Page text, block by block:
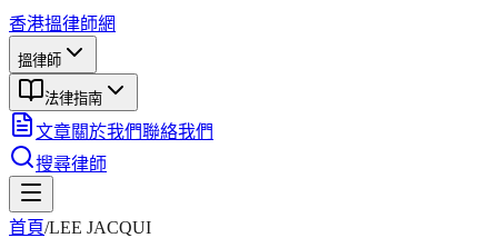
香港搵律師網
搵律師
法律指南
文章關於我們聯絡我們
搜尋律師
首頁/LEE JACQUI